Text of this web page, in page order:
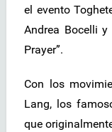
el evento
Andrea Bocelli
Prayer”.
Con los
Lang, los
que